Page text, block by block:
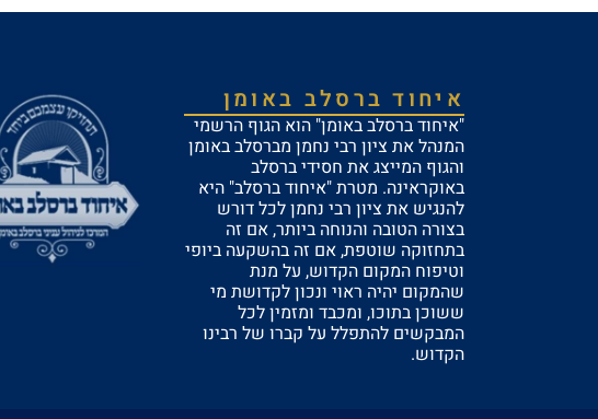
איחוד ברסלב באומן
"איחוד ברסלב באומן" הוא הגוף הרשמי
המנהל את ציון רבי נחמן מברסלב באומן
והגוף המייצג את חסידי ברסלב
באוקראינה. מטרת "איחוד ברסלב" היא
להנגיש את ציון רבי נחמן לכל דורש
בצורה הטובה והנוחה ביותר, אם זה
בתחזוקה שוטפת, אם זה בהשקעה ביופי
וטיפוח המקום הקדוש, על מנת
שהמקום יהיה ראוי ונכון לקדושת מי
ששוכן בתוכו, ומכבד ומזמין לכל
המבקשים להתפלל על קברו של רבינו
הקדוש.